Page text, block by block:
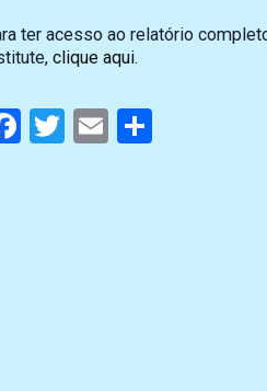
ter acesso ao relatório
clique aqui.
Facebook
Twitter
Email